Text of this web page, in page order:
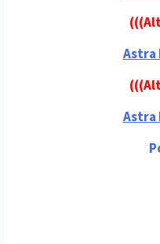
Astra
Astra